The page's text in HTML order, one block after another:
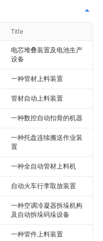
Title
电芯堆叠装置及电池生产
设备
一种管材上料装置
管材自动上料装置
一种数控自动扣骨的机器
一种托盘连续搬送作业装
置
一种全自动管材上料机
自动火车行李取放装置
一种空调冷凝器拆垛机构
及自动拆垛码垛设备
一种管件上料装置